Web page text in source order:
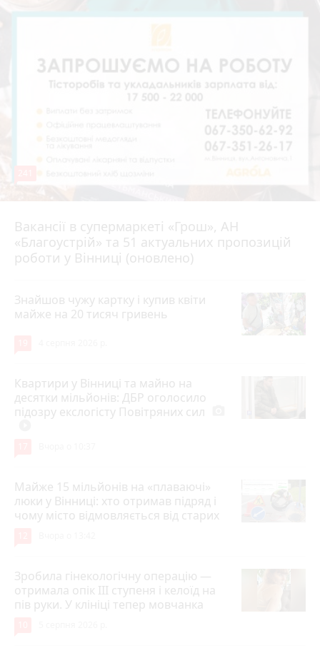
Вакансії в супермаркеті «Грош», АН
«Благоустрій» та 51 актуальних пропозицій
роботи у Вінниці (оновлено)
4 серпня 2026 р.
Знайшов чужу картку і купив квіти
майже на 20 тисяч гривень
Квартири у Вінниці та майно на
десятки мільйонів: ДБР оголосило
підозру екслогісту Повітряних сил
Майже 15 мільйонів на «плаваючі»
люки у Вінниці: хто отримав підряд і
чому місто відмовляється від старих
Зробила гінекологічну операцію —
отримала опік ІІІ ступеня і келоїд на
пів руки. У клініці тепер мовчанка